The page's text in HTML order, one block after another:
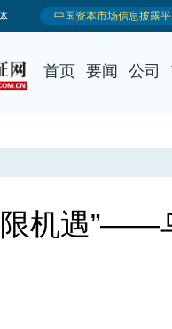
首页 要闻 公司
机遇”——